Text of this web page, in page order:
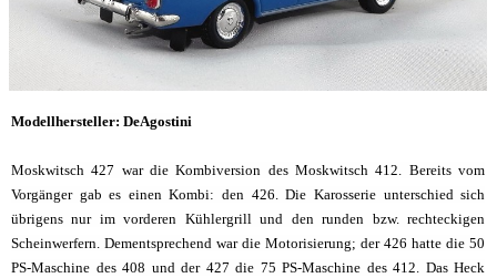
Modellhersteller: DeAgostini
Moskwitsch 427 war die Kombiversion des Moskwitsch 412. Bereits vom
Vorgänger gab es einen Kombi: den 426. Die Karosserie unterschied sich
übrigens nur im vorderen Kühlergrill und den runden bzw. rechteckigen
Scheinwerfern. Dementsprechend war die Motorisierung; der 426 hatte die 50
PS-Maschine des 408 und der 427 die 75 PS-Maschine des 412. Das Heck